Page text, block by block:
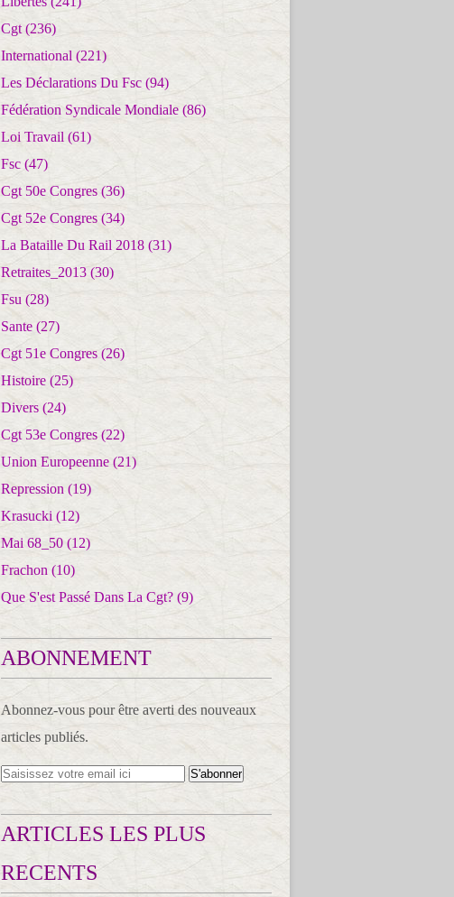
Cgt (236)
International (221)
Les Déclarations Du Fsc (94)
Fédération Syndicale Mondiale (86)
Loi Travail (61)
Fsc (47)
Cgt 50e Congres (36)
Cgt 52e Congres (34)
La Bataille Du Rail 2018 (31)
Retraites_2013 (30)
Fsu (28)
Sante (27)
Cgt 51e Congres (26)
Histoire (25)
Divers (24)
Cgt 53e Congres (22)
Union Europeenne (21)
Repression (19)
Krasucki (12)
Mai 68_50 (12)
Frachon (10)
Que S'est Passé Dans La Cgt? (9)
ABONNEMENT
Abonnez-vous pour être averti des nouveaux
articles publiés.
ARTICLES LES PLUS
RECENTS